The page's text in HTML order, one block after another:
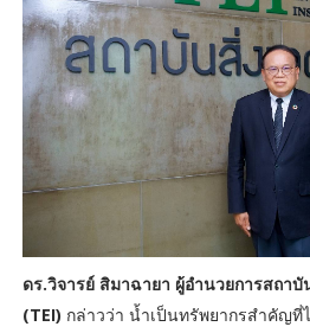
ดร.วิจารย์ สิมาฉายา ผู้อำนวยการสถา
(TEI) กล่าวว่า น้ำเป็นทรัพยากรสำคัญที่